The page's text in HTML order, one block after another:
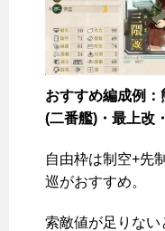
おすすめ編成例
(二番艦)・最上改
自由枠は制空+先
巡がおすすめ。
索敵値が足りな